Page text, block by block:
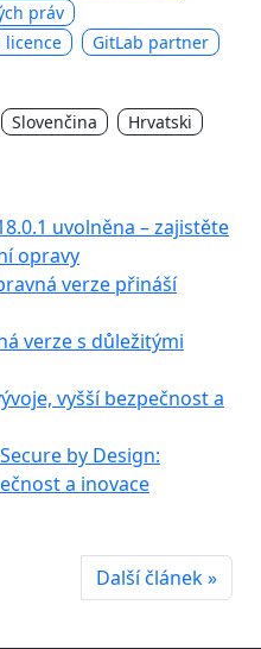
práv
licence
GitLab partner
Slovenčina
Hrvatski
uvolněna – zajistěte
opravy
verze přináší
verze s důležitými
vyšší bezpečnost a
by Design:
a inovace
Další článek »